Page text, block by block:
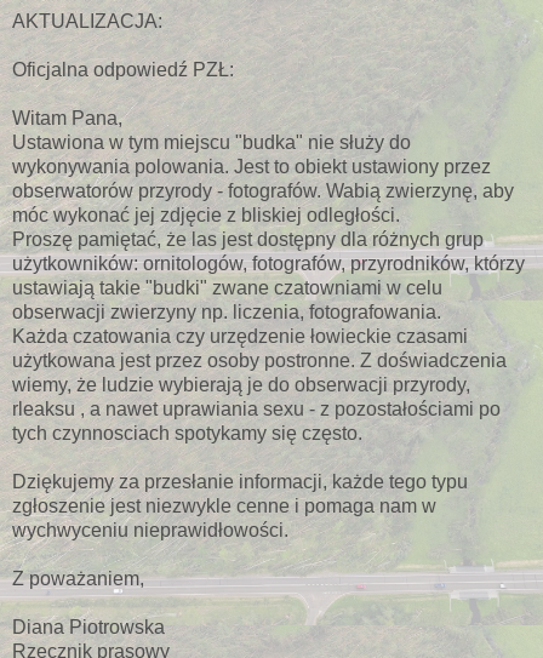
AKTUALIZACJA:
Oficjalna odpowiedź PZŁ:
Witam Pana,
Ustawiona w tym miejscu "budka" nie służy do
wykonywania polowania. Jest to obiekt ustawiony przez
obserwatorów przyrody - fotografów. Wabią zwierzynę, aby
móc wykonać jej zdjęcie z bliskiej odległości.
Proszę pamiętać, że las jest dostępny dla różnych grup
użytkowników: ornitologów, fotografów, przyrodników, którzy
ustawiają takie "budki" zwane czatowniami w celu
obserwacji zwierzyny np. liczenia, fotografowania.
Każda czatowania czy urzędzenie łowieckie czasami
użytkowana jest przez osoby postronne. Z doświadczenia
wiemy, że ludzie wybierają je do obserwacji przyrody,
rleaksu , a nawet uprawiania sexu - z pozostałościami po
tych czynnosciach spotykamy się często.
Dziękujemy za przesłanie informacji, każde tego typu
zgłoszenie jest niezwykle cenne i pomaga nam w
wychwyceniu nieprawidłowości.
Z poważaniem,
Diana Piotrowska
Rzecznik prasowy